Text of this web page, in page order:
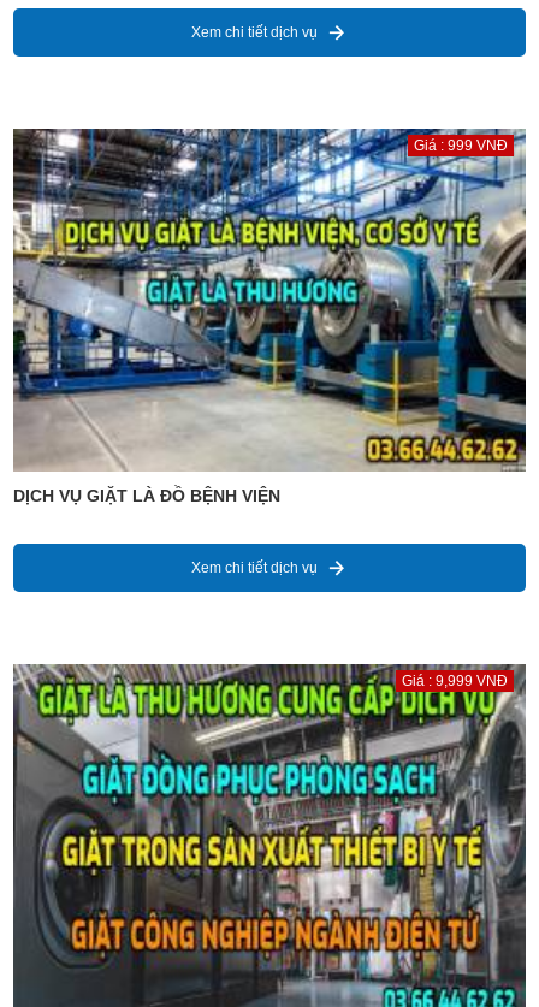
Xem chi tiết dịch vụ
Giá : 999 VNĐ
DỊCH VỤ GIẶT LÀ ĐỒ BỆNH VIỆN
Xem chi tiết dịch vụ
Giá : 9,999 VNĐ